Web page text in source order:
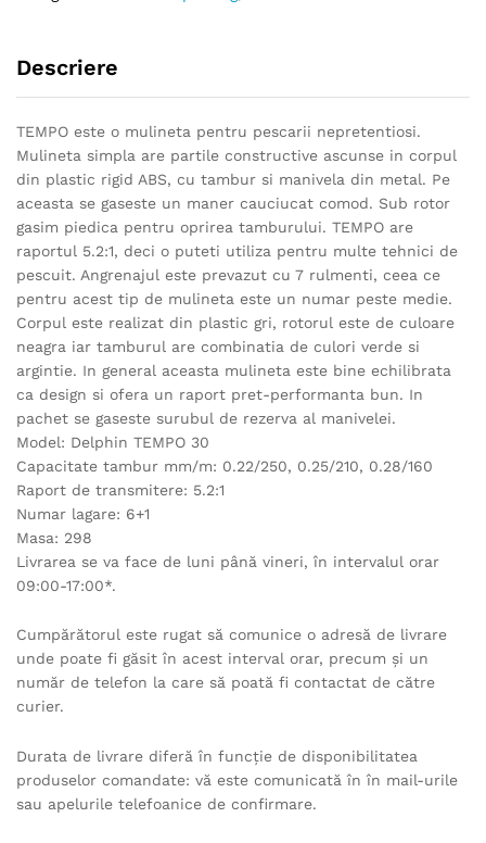
Descriere
TEMPO este o mulineta pentru pescarii nepretentiosi.
Mulineta simpla are partile constructive ascunse in corpul
din plastic rigid ABS, cu tambur si manivela din metal. Pe
aceasta se gaseste un maner cauciucat comod. Sub rotor
gasim piedica pentru oprirea tamburului. TEMPO are
raportul 5.2:1, deci o puteti utiliza pentru multe tehnici de
pescuit. Angrenajul este prevazut cu 7 rulmenti, ceea ce
pentru acest tip de mulineta este un numar peste medie.
Corpul este realizat din plastic gri, rotorul este de culoare
neagra iar tamburul are combinatia de culori verde si
argintie. In general aceasta mulineta este bine echilibrata
ca design si ofera un raport pret-performanta bun. In
pachet se gaseste surubul de rezerva al manivelei.
Model: Delphin TEMPO 30
Capacitate tambur mm/m: 0.22/250, 0.25/210, 0.28/160
Raport de transmitere: 5.2:1
Numar lagare: 6+1
Masa: 298
Livrarea se va face de luni până vineri, în intervalul orar
09:00-17:00*.
Cumpărătorul este rugat să comunice o adresă de livrare
unde poate fi găsit în acest interval orar, precum şi un
număr de telefon la care să poată fi contactat de către
curier.
Durata de livrare diferă în funcție de disponibilitatea
produselor comandate: vă este comunicată în în mail-urile
sau apelurile telefoanice de confirmare.